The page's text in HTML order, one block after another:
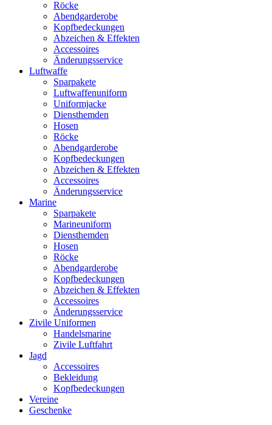
Röcke
Abendgarderobe
Kopfbedeckungen
Abzeichen & Effekten
Accessoires
Änderungsservice
Luftwaffe
Sparpakete
Luftwaffenuniform
Uniformjacke
Diensthemden
Hosen
Röcke
Abendgarderobe
Kopfbedeckungen
Abzeichen & Effekten
Accessoires
Änderungsservice
Marine
Sparpakete
Marineuniform
Diensthemden
Hosen
Röcke
Abendgarderobe
Kopfbedeckungen
Abzeichen & Effekten
Accessoires
Änderungsservice
Zivile Uniformen
Handelsmarine
Zivile Luftfahrt
Jagd
Accessoires
Bekleidung
Kopfbedeckungen
Vereine
Geschenke